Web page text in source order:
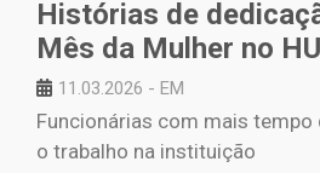
Histórias de
Mês da Mulher no
11.03.2026 - EM
Funcionárias com mais
o trabalho na instituição